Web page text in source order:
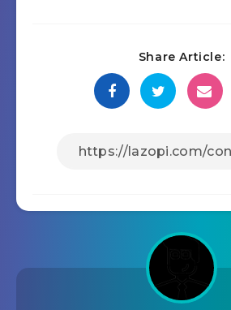
Share Article: